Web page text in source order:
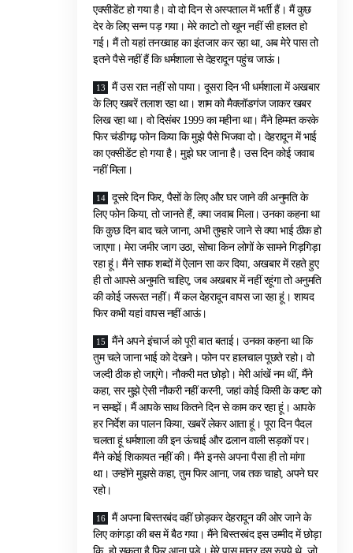
एक्सीडेंट हो गया है। वो दो दिन से अस्पताल में भर्ती हैं। मैं कुछ
देर के लिए सन्न पड़ गया। मेरे काटो तो खून नहीं सी हालत हो
गई। मैं तो यहां तनख्वाह का इंतजार कर रहा था, अब मेरे पास तो
इतने पैसे नहीं हैं कि धर्मशाला से देहरादून पहुंच जाऊं।
मैं उस रात नहीं सो पाया। दूसरा दिन भी धर्मशाला में अखबार
के लिए खबरें तलाश रहा था। शाम को मैक्लॉडगंज जाकर खबर
लिख रहा था। वो दिसंबर 1999 का महीना था। मैंने हिम्मत करके
फिर चंडीगढ़ फोन किया कि मुझे पैसे भिजवा दो। देहरादून में भाई
का एक्सीडेंट हो गया है। मुझे घर जाना है। उस दिन कोई जवाब
नहीं मिला।
दूसरे दिन फिर, पैसों के लिए और घर जाने की अनुमति के
लिए फोन किया, तो जानते हैं, क्या जवाब मिला। उनका कहना था
कि कुछ दिन बाद चले जाना, अभी तुम्हारे जाने से क्या भाई ठीक हो
जाएगा। मेरा जमीर जाग उठा, सोचा किन लोगों के सामने गिड़गिड़ा
रहा हूं। मैंने साफ शब्दों में ऐलान सा कर दिया, अखबार में रहते हुए
ही तो आपसे अनुमति चाहिए, जब अखबार में नहीं रहूंगा तो अनुमति
की कोई जरूरत नहीं। मैं कल देहरादून वापस जा रहा हूं। शायद
फिर कभी यहां वापस नहीं आऊं।
मैंने अपने इंचार्ज को पूरी बात बताई। उनका कहना था कि
तुम चले जाना भाई को देखने। फोन पर हालचाल पूछते रहो। वो
जल्दी ठीक हो जाएंगे। नौकरी मत छोड़ो। मेरी आंखें नम थीं, मैंने
कहा, सर मुझे ऐसी नौकरी नहीं करनी, जहां कोई किसी के कष्ट को
न समझें। मैं आपके साथ कितने दिन से काम कर रहा हूं। आपके
हर निर्देश का पालन किया, खबरें लेकर आता हूं। पूरा दिन पैदल
चलता हूं धर्मशाला की इन ऊंचाई और ढलान वाली सड़कों पर।
मैंने कोई शिकायत नहीं की। मैंने इनसे अपना पैसा ही तो मांगा
था। उन्होंने मुझसे कहा, तुम फिर आना, जब तक चाहो, अपने घर
रहो।
मैं अपना बिस्तरबंद वहीं छोड़कर देहरादून की ओर जाने के
लिए कांगड़ा की बस में बैठ गया। मैंने बिस्तरबंद इस उम्मीद में छोड़ा